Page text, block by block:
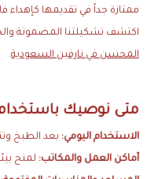
ممتازة جداً في تقديمها كإهداء
اكتشف تشكيلتنا المضمونة
المحسن في نارفين السعودية.
متى نوصيك
الاستخدام اليومي: بعد الطبخ
أماكن العمل والمكاتب: لمنح